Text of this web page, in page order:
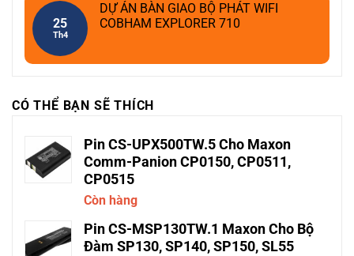
25
Th4
DỰ ÁN BÀN GIAO BỘ PHÁT WIFI
COBHAM EXPLORER 710
CÓ THỂ BẠN SẼ THÍCH
Pin CS-UPX500TW.5 Cho Maxon
Comm-Panion CP0150, CP0511,
CP0515
Còn hàng
Pin CS-MSP130TW.1 Maxon Cho Bộ
Đàm SP130, SP140, SP150, SL55